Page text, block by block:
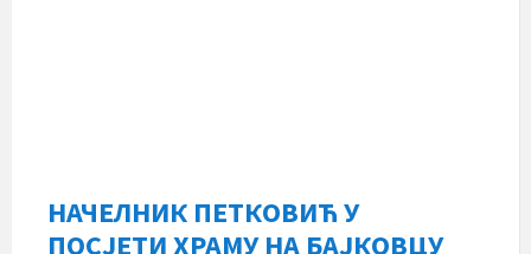
НАЧЕЛНИК ПЕТКОВИЋ У
ПОСЈЕТИ ХРАМУ НА БАЈКОВЦУ